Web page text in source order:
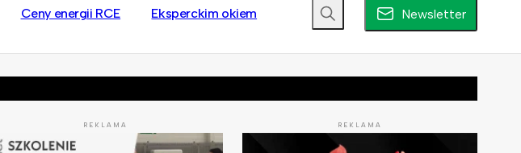
Ceny energii RCE Eksperckim okiem Newsletter
REKLAMA REKLAMA